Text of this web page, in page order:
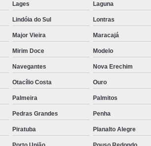
masculino Tubarão
telefone de centro de dependente químico Abdon
centro de recuperação para dependentes
menor de idade Ituporanga
centro de recuperação dependente químico
adolescente contato Vargem Bonita
centros para dependentes químicos com
individual contato Apiúna
telefone de centro de reabilitação para
Lages Laguna
Lindóia do Sul Lontras
Major Vieira Maracajá
Mirim Doce Modelo
Navegantes Nova Erechim
Otacílio Costa Ouro
Palmeira Palmitos
Pedras Grandes Penha
Piratuba Planalto Alegre